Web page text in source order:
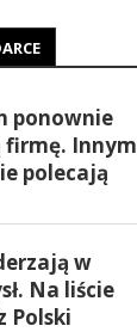
ponownie
firmę. Innym
polecają
w
Na liście
Polski